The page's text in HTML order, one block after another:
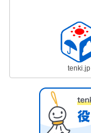
tenki.jp